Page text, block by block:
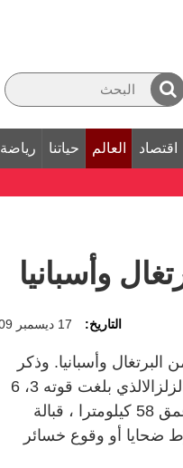
اقتصاد العالم حياتنا رياضة
التاريخ: 17 ديسمبر 2009
وأسبانيا. وذكر
مركز رصد الزلازل بمدينة هويلفا ، جنوبي أسبانيا ، أن مركز الزلزالالذي بلغت قوته 3، 6
درجة على مقياس ريختر كان في المحيط الأطلسي ، على عمق 58 كيلومترا ، قبالة
ضحايا أو وقوع خسائر